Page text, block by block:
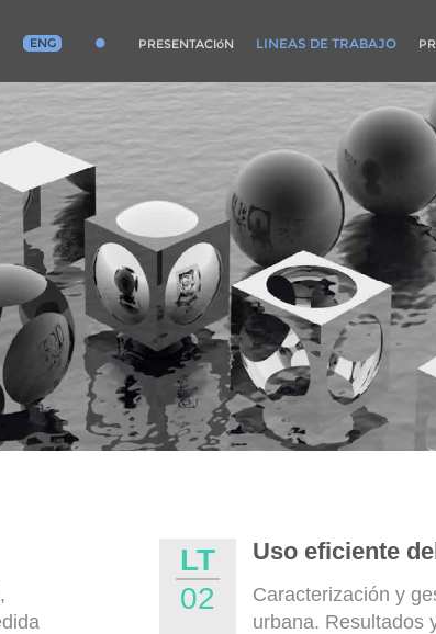
ENG PRESENTACIóN LINEAS DE TRABAJO
LT
02
Uso eficiente
Caracterización y
urbana. Resultados